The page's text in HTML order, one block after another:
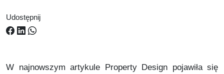
Udostępnij
W najnowszym artykule Property Design pojawiła się